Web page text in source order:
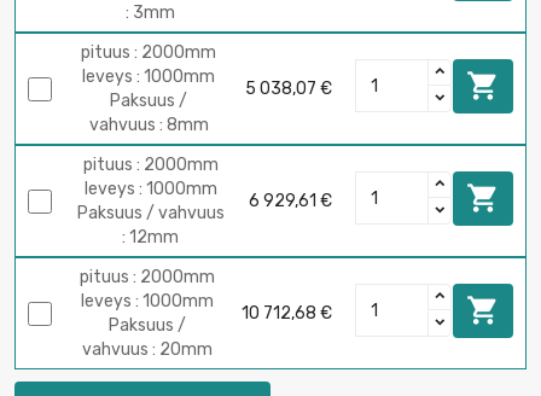
: 3mm
pituus : 2000mm
leveys : 1000mm
Paksuus /
vahvuus : 8mm
5 038,07 € 
pituus : 2000mm
leveys : 1000mm
Paksuus / vahvuus
: 12mm
6 929,61 € 
pituus : 2000mm
leveys : 1000mm
Paksuus /
vahvuus : 20mm
10 712,68 € 